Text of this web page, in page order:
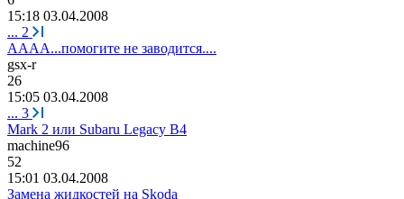
15:18 03.04.2008
... 2
АААА...помогите не заводится....
gsx-r
26
15:05 03.04.2008
... 3
Mark 2 или Subaru Legacy B4
machine96
52
15:01 03.04.2008
Замена жидкостей на Skoda